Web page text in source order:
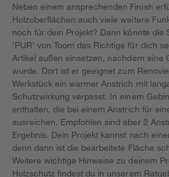
Neben einem ansprechenden Finish
Holzoberflächen auch viele weitere
noch für dein Projekt? Dann könnte die
'PUR' von Toom das Richtige für dich
Artikel außen einsetzen, nachdem eine
wurde. Dort ist er geeignet zum
Werkstück ein warmer Anstrich mit
Schutzwirkung verpasst. In einem
enthalten, die bei einem Anstrich für
ausreichen. Empfohlen sind aber 2
Ergebnis. Dein Projekt kannst nach
denn dann ist die bearbeitete Fläche
Weitere wichtige Hinweise zu deinem
Holzschutz findest du in unserem